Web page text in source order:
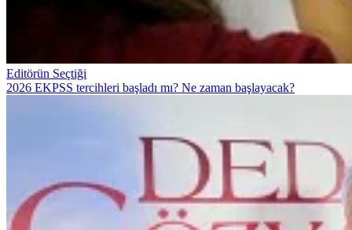
Editörün Seçtiği
2026 EKPSS tercihleri başladı mı? Ne zaman başlayacak?